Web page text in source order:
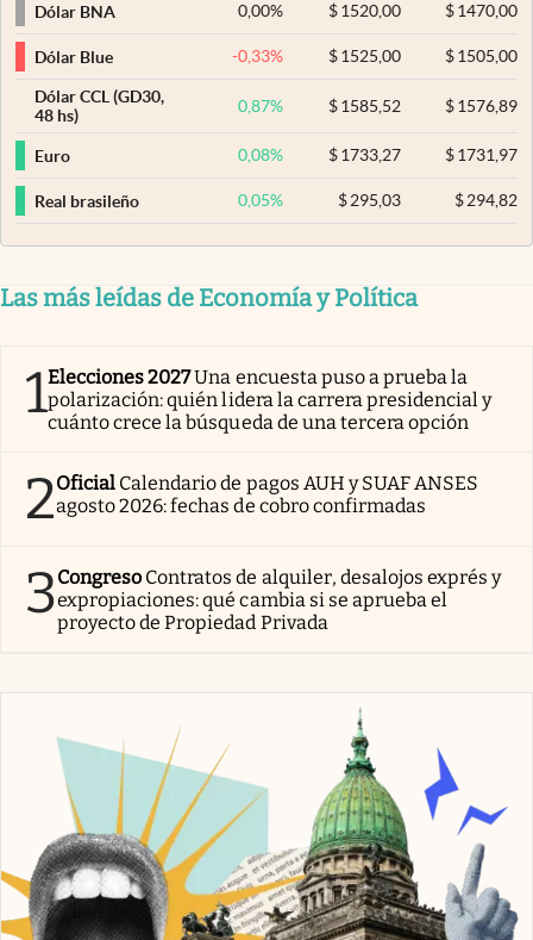
Dólar BNA
0,00% $ 1520,00 $1470,00
Dólar Blue -0,33% $ 1525,00 $1505,00
Dólar CCL (GD30,
48 hs)
0,87% $ 1585,52 $1576,89
Euro 0,08% $ 1733,27 $1731,97
Real brasileño 0,05% $ 295,03 $294,82
Las más leídas de Economía y Política
1Elecciones 2027Una encuesta puso a prueba la
polarización: quién lidera la carrera presidencial y
cuánto crece la búsqueda de una tercera opción
2Oficial Calendario de pagos AUH y SUAF ANSES
agosto 2026: fechas de cobro confirmadas
3Congreso Contratos de alquiler, desalojos exprés y
expropiaciones: qué cambia si se aprueba el
proyecto de Propiedad Privada